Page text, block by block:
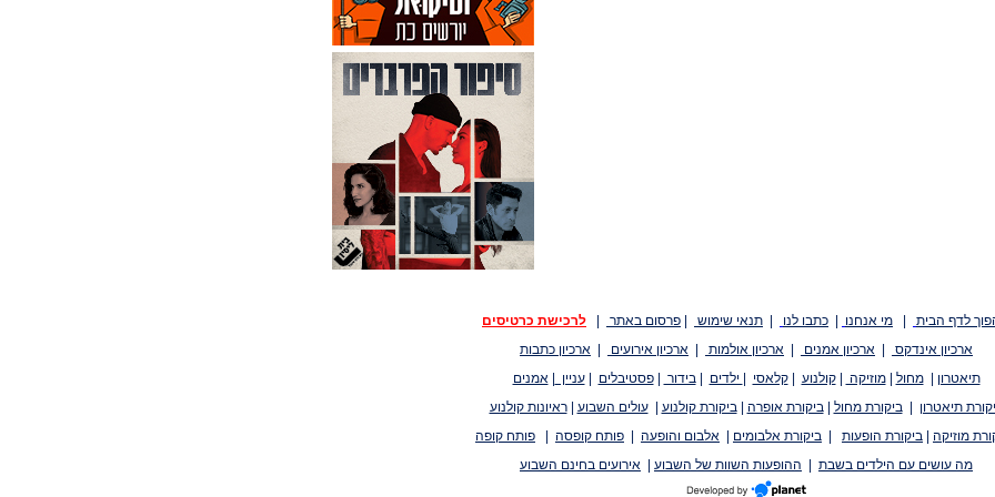
לדף הבית מי אנחנו כתבו לנו תנאי שימוש פרסום באתר
לרכישת כרטיסים
ארכיון אינדקס
ארכיון אמנים ארכיון אולמות ארכיון אירועים
ארכיון כתבות
תיאטרון
|מחול |מוזיקה |קולנוע |קלאסי ילדים |בידור |פסטיבלים |עניין |אמנים
תיאטרון
|ביקורת מחול |ביקורת אופרה |ביקורת קולנוע |עולים השבוע |ראיונות קולנוע
מוזיקה
ביקורת הופעות ביקורת אלבומים אלבום והופעה פותח קופסה
פותח קופה
מה עושים עם הילדים בשבת
ההופעות השוות של השבוע אירועים בחינם השבוע